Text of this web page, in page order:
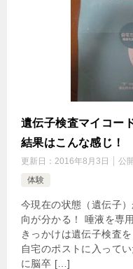
遺伝子検査マイコー
結果はこんな感じ！
更新日： 2016年8月3日 公
体験
今現在の状態（遺伝子
向が分かる！ 唾液を専
きっかけは遺伝子検査
自宅のポストに入って
に脳卒 […]